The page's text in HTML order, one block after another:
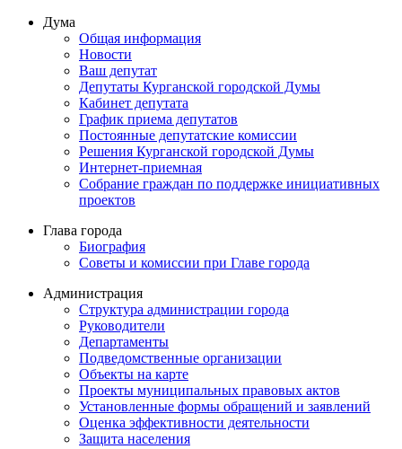
Дума
Общая информация
Новости
Ваш депутат
Депутаты Курганской городской Думы
Кабинет депутата
График приема депутатов
Постоянные депутатские комиссии
Решения Курганской городской Думы
Интернет-приемная
Собрание граждан по поддержке инициативных
проектов
Глава города
Биография
Советы и комиссии при Главе города
Администрация
Структура администрации города
Руководители
Департаменты
Подведомственные организации
Объекты на карте
Проекты муниципальных правовых актов
Установленные формы обращений и заявлений
Оценка эффективности деятельности
Защита населения